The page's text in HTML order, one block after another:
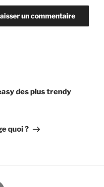
des plus trendy
quoi ?